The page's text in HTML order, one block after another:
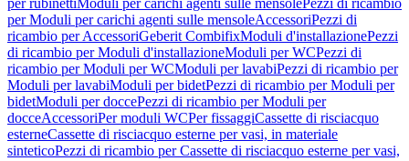
per rubinettiModuli per carichi agenti sulle mensolePezzi di ricambio
per Moduli per carichi agenti sulle mensoleAccessoriPezzi di
ricambio per AccessoriGeberit CombifixModuli d'installazionePezzi
di ricambio per Moduli d'installazioneModuli per WCPezzi di
ricambio per Moduli per WCModuli per lavabiPezzi di ricambio per
Moduli per lavabiModuli per bidetPezzi di ricambio per Moduli per
bidetModuli per doccePezzi di ricambio per Moduli per
docceAccessoriPer moduli WCPer fissaggiCassette di risciacquo
esterneCassette di risciacquo esterne per vasi, in materiale
sinteticoPezzi di ricambio per Cassette di risciacquo esterne per vasi,